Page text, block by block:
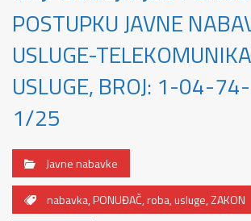
POSTUPKU JAVNE
USLUGE-
USLUGE, BROJ: 1-04-
1/25
Javne nabavke
nabavka,PONUĐAČ,roba,usluge,ZAKON